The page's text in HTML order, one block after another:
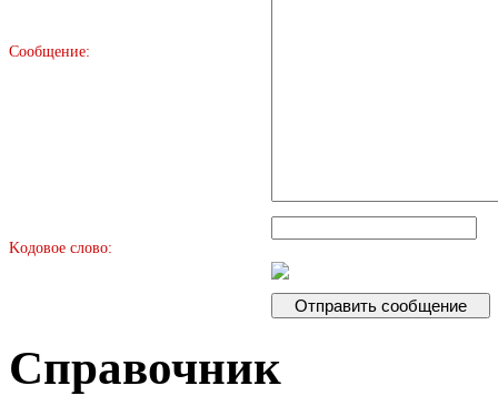
Сообщение:
Kодовое слово:
Справочник